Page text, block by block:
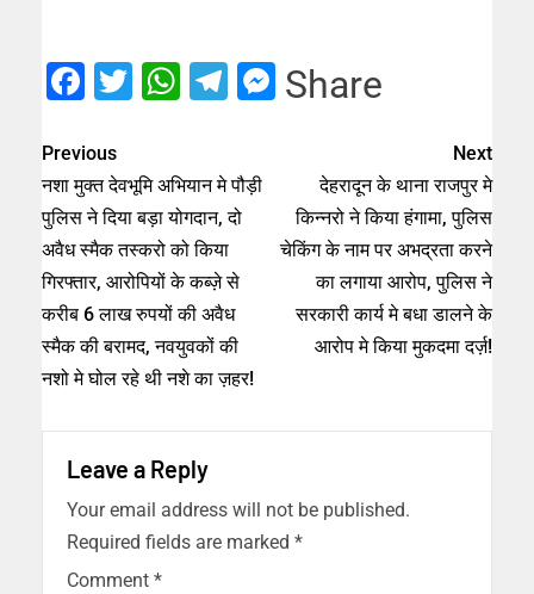
Facebook
Twitter
WhatsApp
Telegram
Messenger
Share
Previous
नशा मुक्त देवभूमि अभियान मे पौड़ी
पुलिस ने दिया बड़ा योगदान, दो
अवैध स्मैक तस्करो को किया
गिरफ्तार, आरोपियों के कब्ज़े से
करीब 6 लाख रुपयों की अवैध
स्मैक की बरामद, नवयुवकों की
नशो मे घोल रहे थी नशे का ज़हर!
Next
देहरादून के थाना राजपुर मे
किन्नरो ने किया हंगामा, पुलिस
चेकिंग के नाम पर अभद्रता करने
का लगाया आरोप, पुलिस ने
सरकारी कार्य मे बधा डालने के
आरोप मे किया मुकदमा दर्ज़!
Leave a Reply
Your email address will not be published.
Required fields are marked *
Comment *